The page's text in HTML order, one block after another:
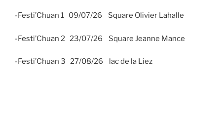
-Festi’Chuan 1 09/07/26 Square Olivier Lahalle
-Festi’Chuan 2 23/07/26 Square Jeanne Mance
-Festi’Chuan 3 27/08/26 lac de la Liez